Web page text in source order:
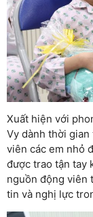
Xuất hiện với
Vy dành thời
viên các em nhỏ
được trao tận tay
nguồn động viên
tin và nghị lực